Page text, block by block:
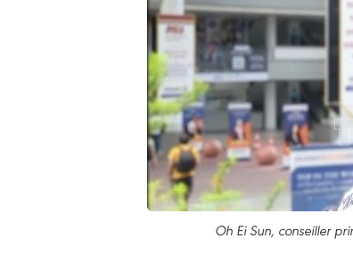
Oh Ei Sun, conseiller